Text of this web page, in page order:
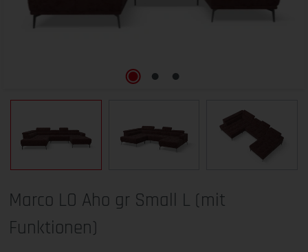
Marco LO Aho gr Small L (mit
Funktionen)